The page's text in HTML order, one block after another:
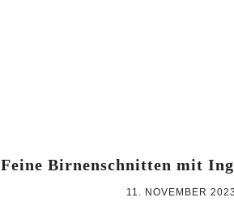
Feine Birnenschnitten mit
11. NOVEMBER 2023